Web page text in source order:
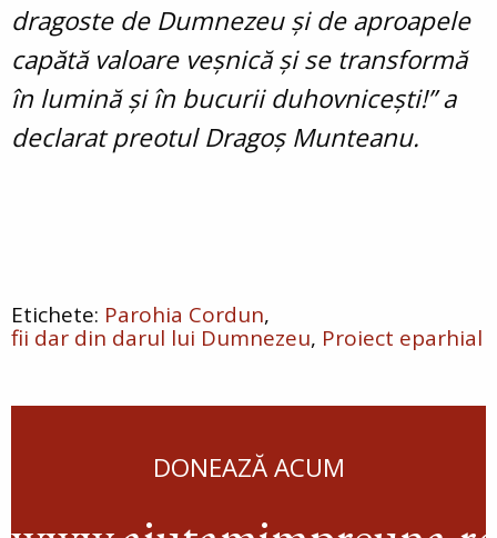
dragoste de Dumnezeu și de aproapele
capătă valoare veșnică și se transformă
în lumină și în bucurii duhovnicești!” a
declarat preotul Dragoș Munteanu.
Parohia Cordun
fii dar din darul lui Dumnezeu Proiect eparhial
DONEAZĂ ACUM